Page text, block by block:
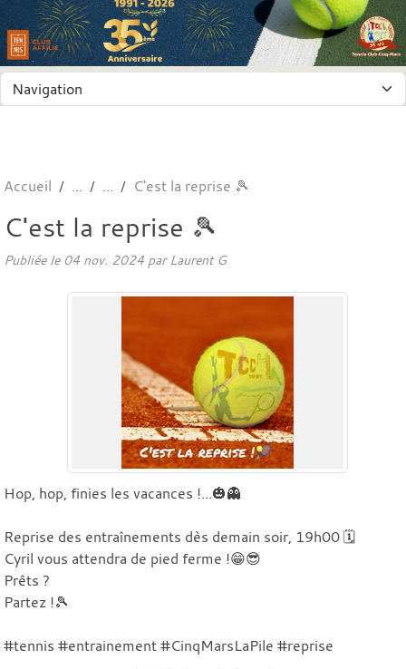
Accueil C'est la reprise 🎾
C'est la reprise 🎾
Publiée le 04 nov. 2024 par Laurent G
Hop, hop, finies les vacances !...🎃👻
Reprise des entraînements dès demain soir, 19h00 🗓️
Cyril vous attendra de pied ferme !😁😎
Prêts ?
Partez !🎾
#tennis #entrainement #CinqMarsLaPile #reprise
Panneau de gestion des cookies